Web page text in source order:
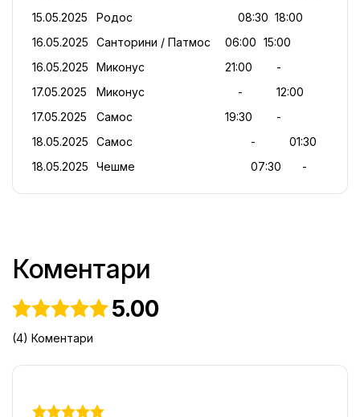
15.05.2025	Родос 								08:30  18:00
16.05.2025	Санторини / Патмос		06:00	15:00
16.05.2025	Миконус							21:00		-
17.05.2025	Миконус								-			12:00
17.05.2025	Самос								19:30		-
18.05.2025	Самос										-			01:30
18.05.2025	Чешме									07:30		-
Коментари
5.00
(4) Коментари